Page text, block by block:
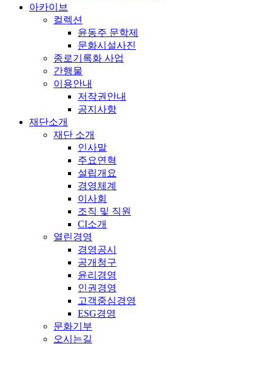
아카이브
컬렉션
윤동주 문학제
문화시설사진
종로기록화 사업
간행물
이용안내
저작권안내
공지사항
재단소개
재단 소개
인사말
주요연혁
설립개요
경영체계
이사회
조직 및 직원
CI소개
열린경영
경영공시
공개청구
윤리경영
인권경영
고객중심경영
ESG경영
문화기부
오시는길